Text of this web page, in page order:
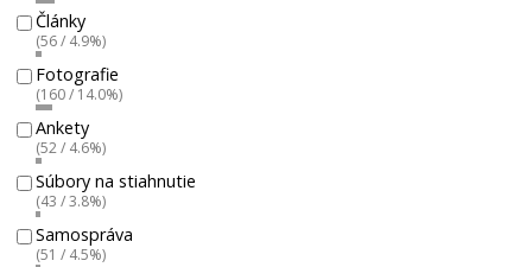
Články
(56 / 4.9%)
Fotografie
(160 / 14.0%)
Ankety
(52 / 4.6%)
Súbory na stiahnutie
(43 / 3.8%)
Samospráva
(51 / 4.5%)